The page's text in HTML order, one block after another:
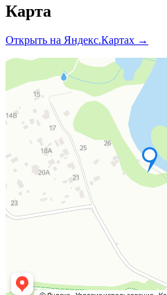
Карта
Открыть на Яндекс.Картах →